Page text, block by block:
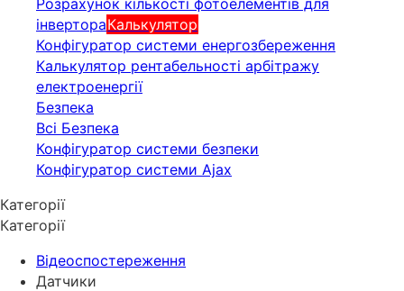
Розрахунок кількості фотоелементів для
інвертораКалькулятор
Конфігуратор системи енергозбереження
Калькулятор рентабельності арбітражу
електроенергії
Безпека
Всі Безпека
Конфігуратор системи безпеки
Конфігуратор системи Ajax
Категорії
Категорії
Відеоспостереження
Датчики